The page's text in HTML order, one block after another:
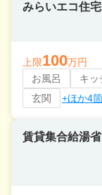
みらいエコ住
上限100万円
お風呂
キッ
玄関
+ほか4
賃貸集合給湯